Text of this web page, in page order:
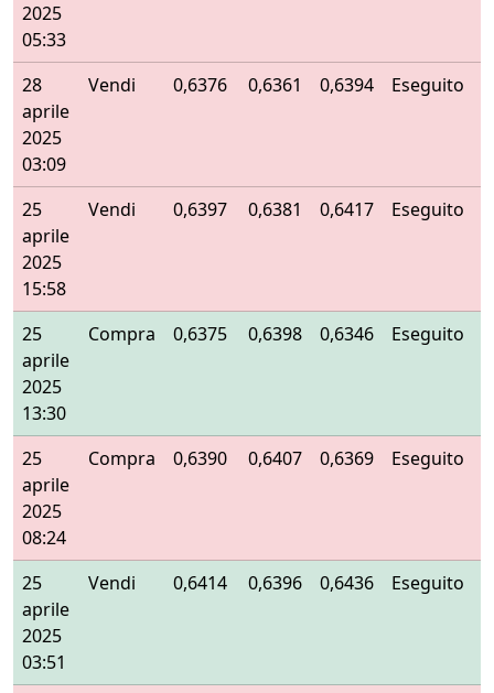
2025
05:33
28
aprile
2025
03:09
Vendi 0,6376 0,6361 0,6394 Eseguito
25
aprile
2025
15:58
Vendi 0,6397 0,6381 0,6417 Eseguito
25
aprile
2025
13:30
Compra 0,6375 0,6398 0,6346 Eseguito
25
aprile
2025
08:24
Compra 0,6390 0,6407 0,6369 Eseguito
25
aprile
2025
03:51
Vendi 0,6414 0,6396 0,6436 Eseguito